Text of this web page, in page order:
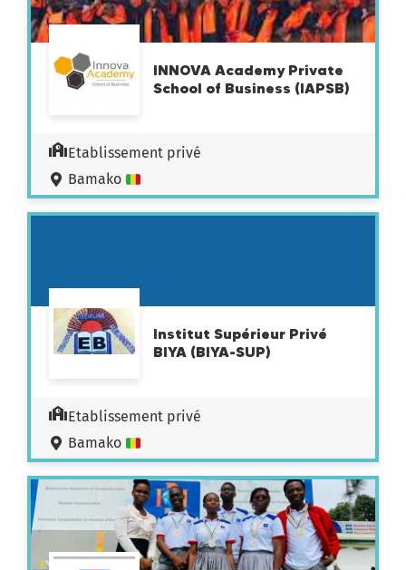
INNOVA Academy Private
School of Business (IAPSB)
Etablissement privé
Bamako
Institut Supérieur Privé
BIYA (BIYA-SUP)
Etablissement privé
Bamako